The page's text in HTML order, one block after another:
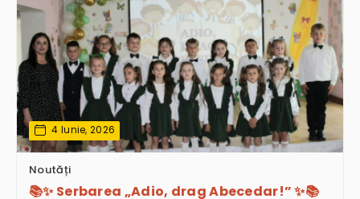
4 Iunie, 2026
Noutăți
📚✨ Serbarea „Adio, drag Abecedar!” ✨📚